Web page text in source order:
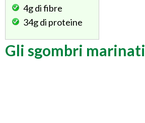
4gdi fibre
34gdi proteine
Gli sgombri marinati